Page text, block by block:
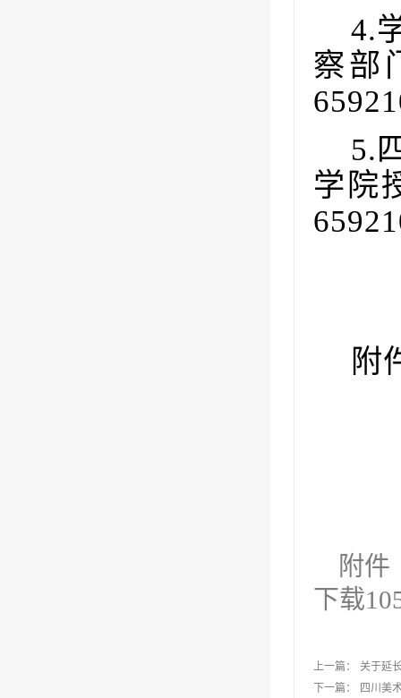
4.
察部
5.
学院
附
附件
下载
上一篇：
关于延
下一篇：
四川美